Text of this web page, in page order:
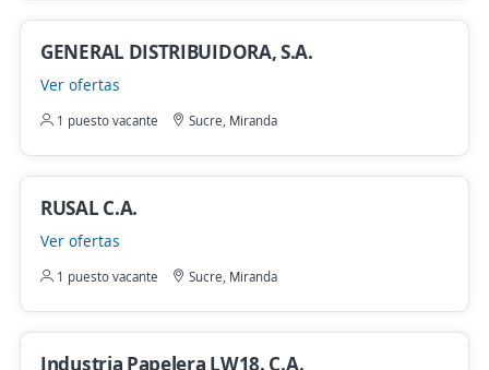
GENERAL DISTRIBUIDORA, S.A.
Ver ofertas
1 puesto vacante Sucre, Miranda
RUSAL C.A.
Ver ofertas
1 puesto vacante Sucre, Miranda
Industria Papelera LW18. C.A.